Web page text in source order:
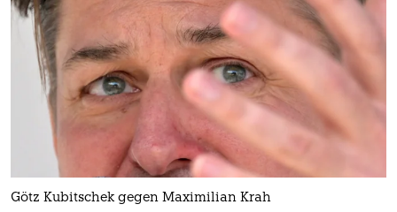
Götz Kubitschek gegen Maximilian Krah